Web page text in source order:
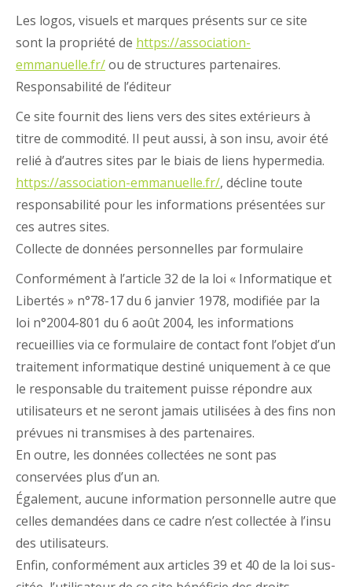
Les logos, visuels et marques présents sur ce site
sont la propriété de https://association-
emmanuelle.fr/ou de structures partenaires.
Responsabilité de l’éditeur
Ce site fournit des liens vers des sites extérieurs à
titre de commodité. Il peut aussi, à son insu, avoir été
relié à d’autres sites par le biais de liens hypermedia.
https://association-emmanuelle.fr/, décline toute
responsabilité pour les informations présentées sur
ces autres sites.
Collecte de données personnelles par formulaire
Conformément à l’article 32 de la loi « Informatique et
Libertés » n°78-17 du 6 janvier 1978, modifiée par la
loi n°2004-801 du 6 août 2004, les informations
recueillies via ce formulaire de contact font l’objet d’un
traitement informatique destiné uniquement à ce que
le responsable du traitement puisse répondre aux
utilisateurs et ne seront jamais utilisées à des fins non
prévues ni transmises à des partenaires.
En outre, les données collectées ne sont pas
conservées plus d’un an.
Également, aucune information personnelle autre que
celles demandées dans ce cadre n’est collectée à l’insu
des utilisateurs.
Enfin, conformément aux articles 39 et 40 de la loi sus-